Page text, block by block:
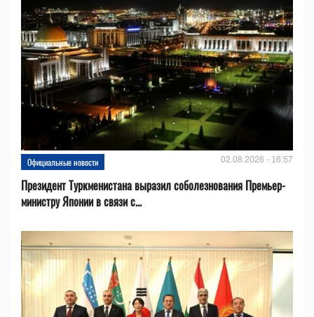
Официальные новости 02.08.2026 - 16:57
Президент Туркменистана выразил соболезнования Премьер-
министру Японии в связи с...